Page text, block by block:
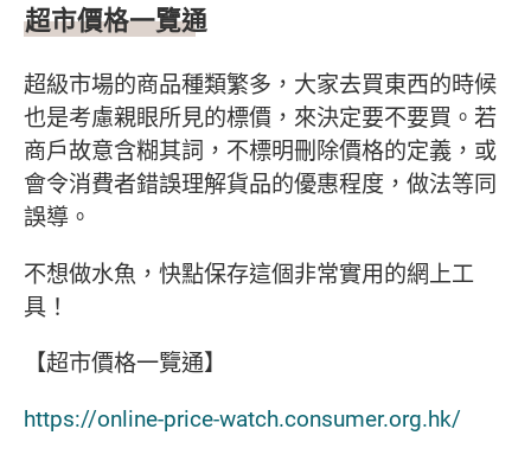
超市價格一覽通
超級市場的商品種類繁多，大家去買東西的時候
也是考慮親眼所見的標價，來決定要不要買。若
商戶故意含糊其詞，不標明刪除價格的定義，或
會令消費者錯誤理解貨品的優惠程度，做法等同
誤導。
不想做水魚，快點保存這個非常實用的網上工
具！
【超市價格一覽通】
https://online-price-watch.consumer.org.hk/